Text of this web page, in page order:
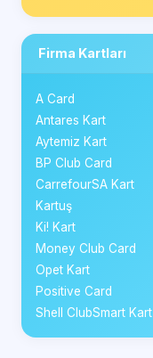
Firma Kartları
A Card
Antares Kart
Aytemiz Kart
BP Club Card
CarrefourSA Kart
Kartuş
Ki! Kart
Money Club Card
Opet Kart
Positive Card
Shell ClubSmart Kart